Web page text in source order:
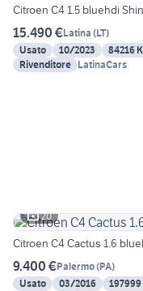
Citroen C4 1.5 bluehdi
15.490 €Latina (LT)
Usato
10/2023 84216
Rivenditore LatinaCars
20
Citroen C4 Cactus 1.6
9.400 €Palermo(PA)
Usato
03/2016 197999